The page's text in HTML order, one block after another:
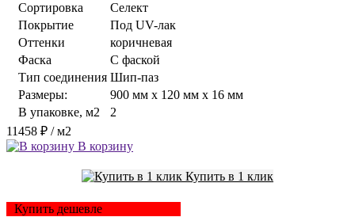
Сортировка
Селект
Покрытие
Под UV-лак
Оттенки
коричневая
Фаска
С фаской
Тип соединения Шип-паз
Размеры:
900 мм x 120 мм x 16 мм
В упаковке, м2
2
11458 ₽ / м2
В корзину
Купить в 1 клик
Купить дешевле